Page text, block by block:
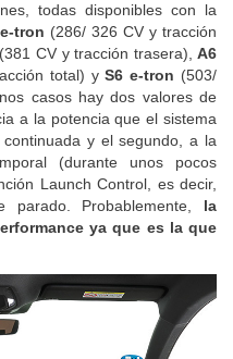
todas disponibles con la
tron (286/ 326 CV y tracción
(381 CV y tracción trasera), A6
total) yS6 e-tron (503/
casos hay dos valores de
a la potencia que el sistema
y el segundo, a la
(durante unos pocos
Launch Control, es decir,
Probablemente, la
ya que es la que